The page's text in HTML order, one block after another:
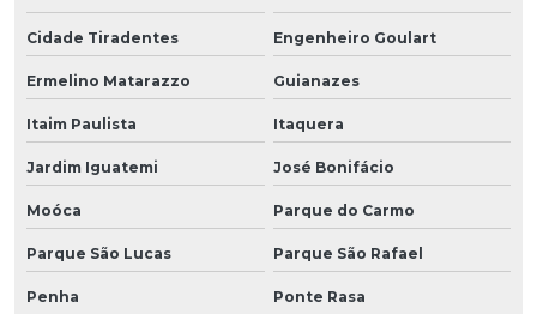
Cidade Tiradentes Engenheiro Goulart
Ermelino Matarazzo Guianazes
Itaim Paulista Itaquera
Jardim Iguatemi José Bonifácio
Moóca Parque do Carmo
Parque São Lucas Parque São Rafael
Penha Ponte Rasa